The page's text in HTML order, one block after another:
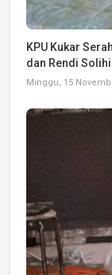
KPU Kukar
dan Rendi
Minggu, 15